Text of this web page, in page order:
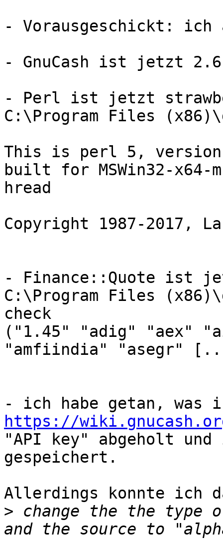
- Vorausgeschickt: ich
- GnuCash ist jetzt
- Perl ist jetzt
C:\Program Files
This is perl 5, version
built for MSWin32-
hread
Copyright 1987-2017,
- Finance::Quote ist
C:\Program Files
check
("1.45" "adig" "aex"
"amfiindia" "asegr"
https://
"API key" abgeholt
gespeichert.
Allerdings konnte ich
> change the the type